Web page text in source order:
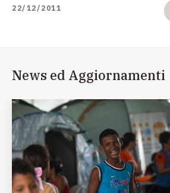
22/12/2011
News ed Aggiornamenti